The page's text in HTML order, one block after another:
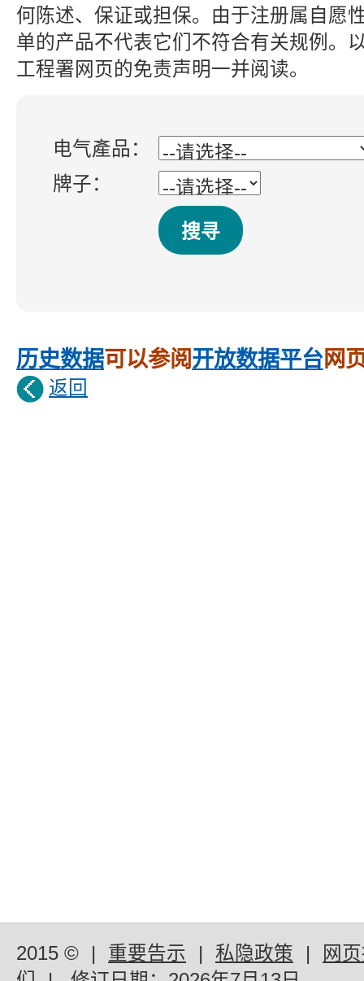
何陈述、保证或担保。由于注册属自愿
单的产品不代表它们不符合有关规例。
工程署网页的免责声明一并阅读。
电气產品：
牌子：
历史数据可以参阅开放数据平台网
返回
2015 © | 重要告示 | 私隐政策 |
网